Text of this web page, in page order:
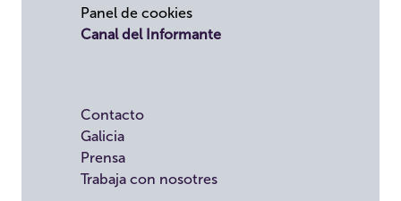
Panel de cookies
Canal del Informante
Contacto
Galicia
Prensa
Trabaja con nosotres